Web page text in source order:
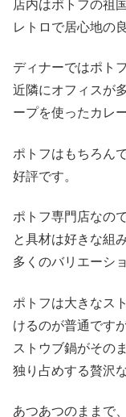
店内はポトフの祖
レトロで居心地の
ディナーではポト
近隣にオフィスが
ープを使ったカレ
ポトフはもちろん
好評です。
ポトフ専門店なの
と具材は好きな組
多くのバリエーシ
ポトフは大きなス
けるのが普通です
ストウブ鍋がその
独り占めする贅沢
あつあつのままで